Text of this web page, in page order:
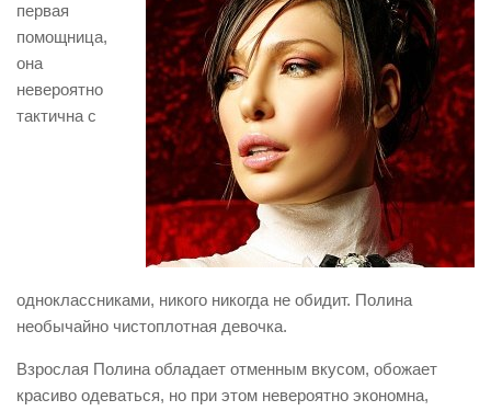
первая
помощница,
она
невероятно
тактична с
одноклассниками, никого никогда не обидит. Полина
необычайно чистоплотная девочка.
Взрослая Полина обладает отменным вкусом, обожает
красиво одеваться, но при этом невероятно экономна,